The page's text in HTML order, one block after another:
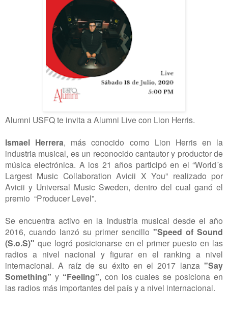
Alumni USFQ te invita a Alumni Live con Lion Herris.
Ismael Herrera, más conocido como Lion Herris en la
industria musical, es un reconocido cantautor y productor de
música electrónica. A los 21 años participó en el “World´s
Largest Music Collaboration Avicii X You” realizado por
Avicii y Universal Music Sweden, dentro del cual ganó el
premio “Producer Level”.
Se encuentra activo en la industria musical desde el año
2016, cuando lanzó su primer sencillo "Speed of Sound
(S.o.S)" que logró posicionarse en el primer puesto en las
radios a nivel nacional y figurar en el ranking a nivel
internacional. A raíz de su éxito en el 2017 lanza "Say
Something” y “Feeling”, con los cuales se posiciona en
las radios más importantes del país y a nivel internacional.